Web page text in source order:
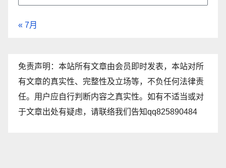
« 7月
免责声明：本站所有文章由会员即时发表，本站对所
有文章的真实性、完整性及立场等，不负任何法律责
任。用户应自行判断内容之真实性。如有不适当或对
于文章出处有疑虑，请联络我们告知qq825890484